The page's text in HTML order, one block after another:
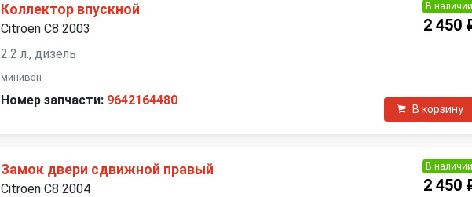
Коллектор впускной
Citroen C8 2003
2.2 л., дизель
минивэн
Номер запчасти: 9642164480
В наличии
2 450
В корзину
Замок двери сдвижной правый
Citroen C8 2004
В наличии
2 450